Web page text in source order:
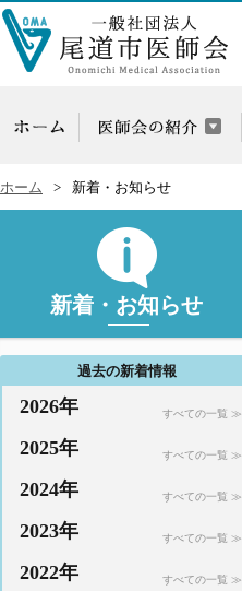
ホーム 新着・お知らせ
新着・お知らせ
過去の新着情報
2026年 すべての一覧 ≫
2025年 すべての一覧 ≫
2024年 すべての一覧 ≫
2023年 すべての一覧 ≫
2022年 すべての一覧 ≫